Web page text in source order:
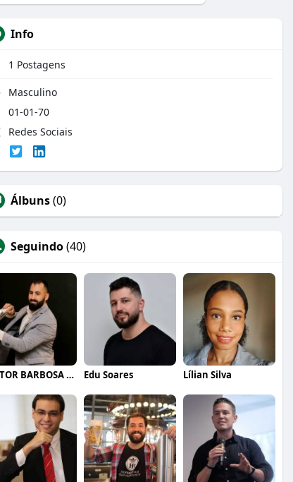
Info
1 Postagens
Masculino
01-01-70
Redes Sociais
Álbuns(0)
Seguindo(40)
VICTOR BARBOSA QUARANTA Edu Soares Lílian Silva